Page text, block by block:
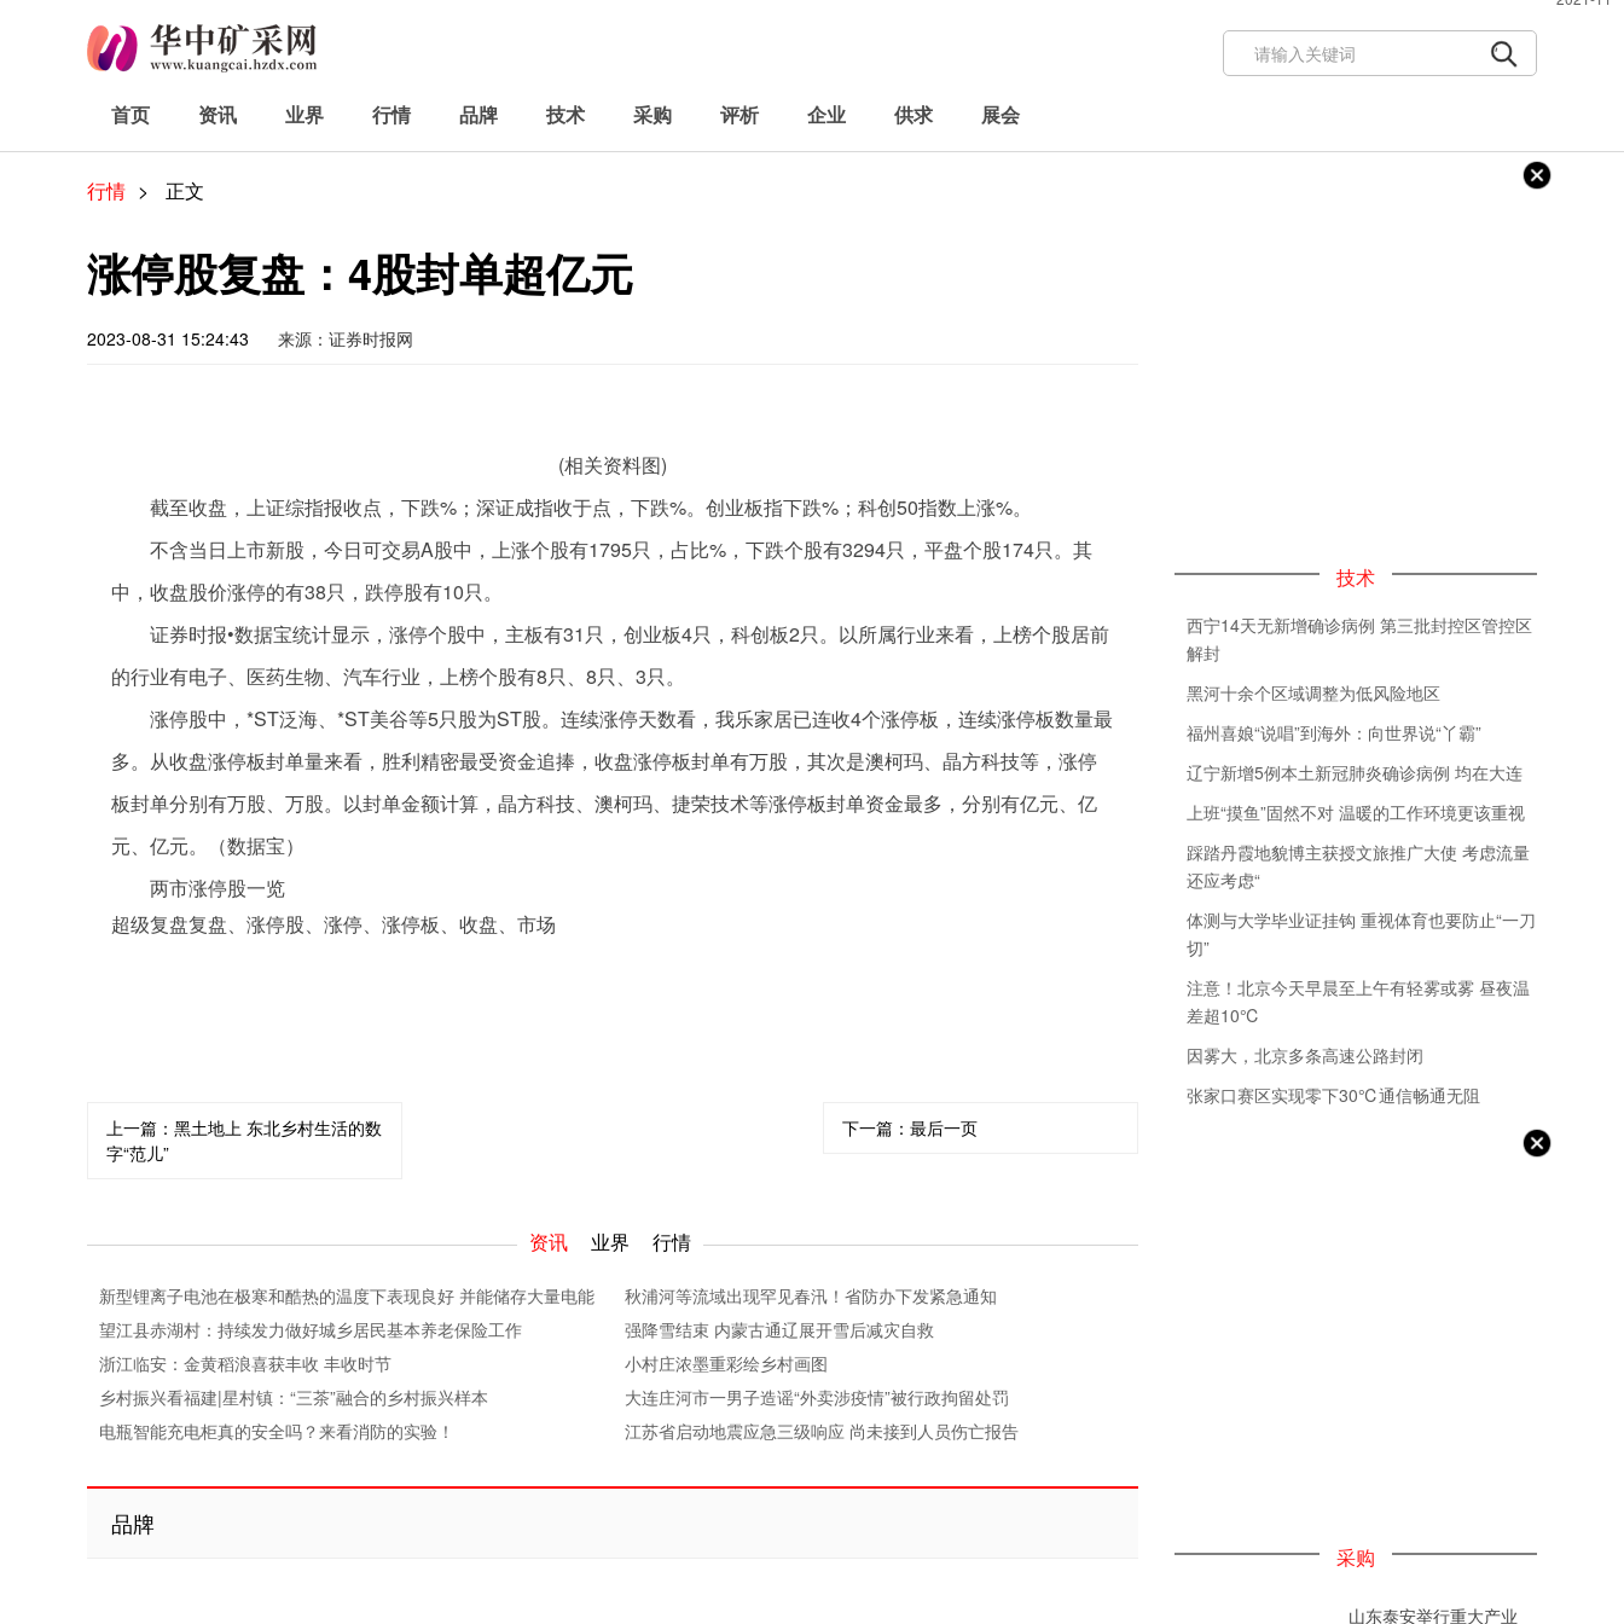
首页 资讯 业界 行情 品牌 技术 采购 评析 企业 供求 展会
行情 > 正文
涨停股复盘：4股封单超亿元
2023-08-31 15:24:43 来源：证券时报网
(相关资料图)
截至收盘，上证综指报收点，下跌%；深证成指收于点，下跌%。创业板指下跌%；科创50指数上涨%。
不含当日上市新股，今日可交易A股中，上涨个股有1795只，占比%，下跌个股有3294只，平盘个股174只。其
中，收盘股价涨停的有38只，跌停股有10只。
证券时报•数据宝统计显示，涨停个股中，主板有31只，创业板4只，科创板2只。以所属行业来看，上榜个股居前
的行业有电子、医药生物、汽车行业，上榜个股有8只、8只、3只。
涨停股中，*ST泛海、*ST美谷等5只股为ST股。连续涨停天数看，我乐家居已连收4个涨停板，连续涨停板数量最
多。从收盘涨停板封单量来看，胜利精密最受资金追捧，收盘涨停板封单有万股，其次是澳柯玛、晶方科技等，涨停
板封单分别有万股、万股。以封单金额计算，晶方科技、澳柯玛、捷荣技术等涨停板封单资金最多，分别有亿元、亿
元、亿元。（数据宝）
两市涨停股一览
超级复盘复盘、涨停股、涨停、涨停板、收盘、市场
上一篇： 黑土地上 东北乡村生活的数
字“范儿”
下一篇： 最后一页
资讯 业界 行情
新型锂离子电池在极寒和酷热的温度下表现良好 并能储存大量电能
秋浦河等流域出现罕见春汛！省防办下发紧急通知
望江县赤湖村：持续发力做好城乡居民基本养老保险工作
强降雪结束 内蒙古通辽展开雪后减灾自救
浙江临安：金黄稻浪喜获丰收 丰收时节
小村庄浓墨重彩绘乡村画图
乡村振兴看福建|星村镇：“三茶”融合的乡村振兴样本
大连庄河市一男子造谣“外卖涉疫情”被行政拘留处罚
电瓶智能充电柜真的安全吗？来看消防的实验！
江苏省启动地震应急三级响应 尚未接到人员伤亡报告
品牌
技术
西宁14天无新增确诊病例 第三批封控区管控区
解封
黑河十余个区域调整为低风险地区
福州喜娘“说唱”到海外：向世界说“丫霸”
辽宁新增5例本土新冠肺炎确诊病例 均在大连
上班“摸鱼”固然不对 温暖的工作环境更该重视
踩踏丹霞地貌博主获授文旅推广大使 考虑流量
还应考虑“
体测与大学毕业证挂钩 重视体育也要防止“一刀
切”
注意！北京今天早晨至上午有轻雾或雾 昼夜温
差超10℃
因雾大，北京多条高速公路封闭
张家口赛区实现零下30℃通信畅通无阻
采购
山东泰安举行重大产业